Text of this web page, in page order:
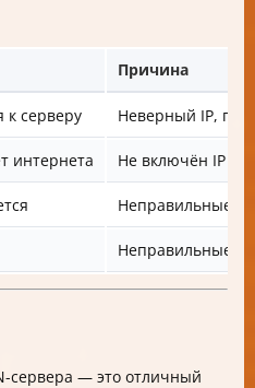
Причина
к серверу Неверный IP,
интернета Не включён IP
Неправильные
Неправильные
сервера — это отличный